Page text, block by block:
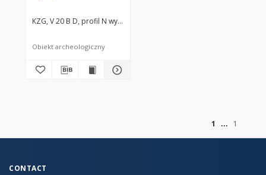
KZG, V 20 B D, profil N wykopu średniowiecze wczesne
Obiekt archeologiczny
1
1
CONTACT